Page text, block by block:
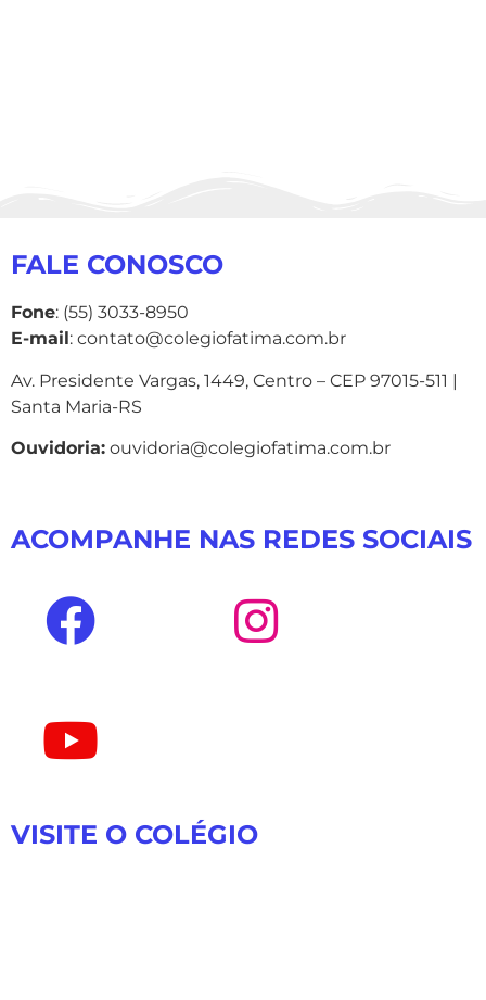
FALE CONOSCO
Fone: (55) 3033-8950
E-mail: contato@colegiofatima.com.br
Av. Presidente Vargas, 1449, Centro – CEP 97015-511 |
Santa Maria-RS
Ouvidoria: ouvidoria@colegiofatima.com.br
ACOMPANHE NAS REDES SOCIAIS
VISITE O COLÉGIO